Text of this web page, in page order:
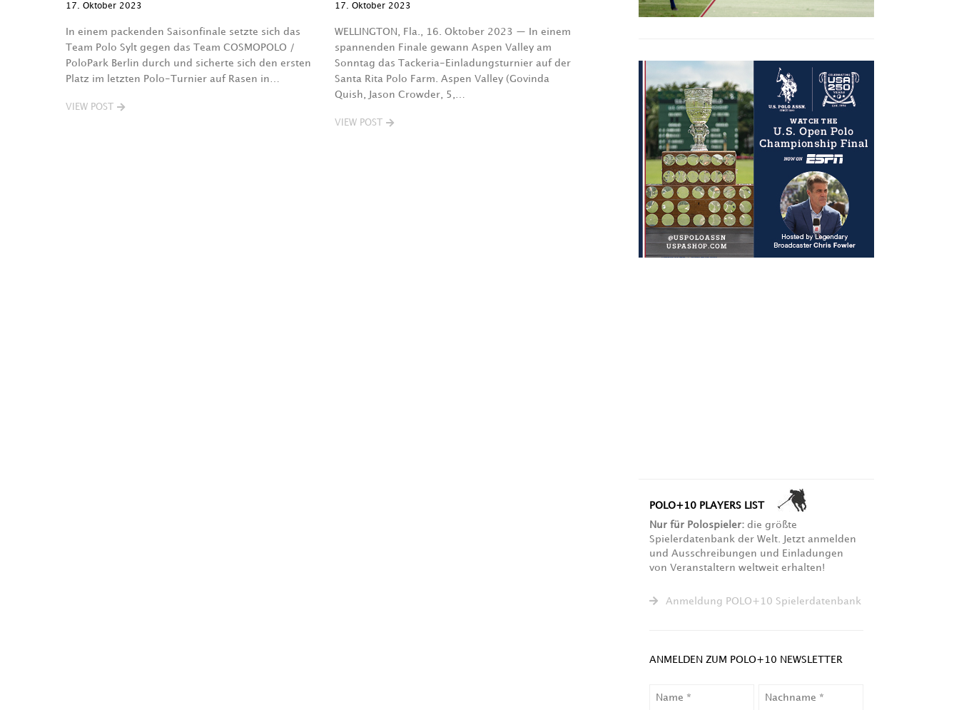
17. Oktober 2023
In einem packenden Saisonfinale setzte sich das
Team Polo Sylt gegen das Team COSMOPOLO /
PoloPark Berlin durch und sicherte sich den ersten
Platz im letzten Polo-Turnier auf Rasen in…
VIEW POST
17. Oktober 2023
WELLINGTON, Fla., 16. Oktober 2023 — In einem
spannenden Finale gewann Aspen Valley am
Sonntag das Tackeria-Einladungsturnier auf der
Santa Rita Polo Farm. Aspen Valley (Govinda
Quish, Jason Crowder, 5,…
VIEW POST
POLO+10 PLAYERS LIST
Nur für Polospieler: die größte
Spielerdatenbank der Welt. Jetzt anmelden
und Ausschreibungen und Einladungen
von Veranstaltern weltweit erhalten!
Anmeldung POLO+10 Spielerdatenbank
ANMELDEN ZUM POLO+10 NEWSLETTER